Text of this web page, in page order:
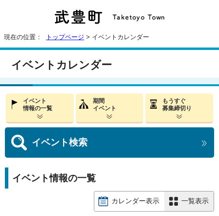
現在の位置： トップページ > イベントカレンダー
イベントカレンダー
イベント
情報の一覧
期間
イベント
もうすぐ
募集締切り
イベント検索
イベント情報の一覧
カレンダー表示 一覧表示